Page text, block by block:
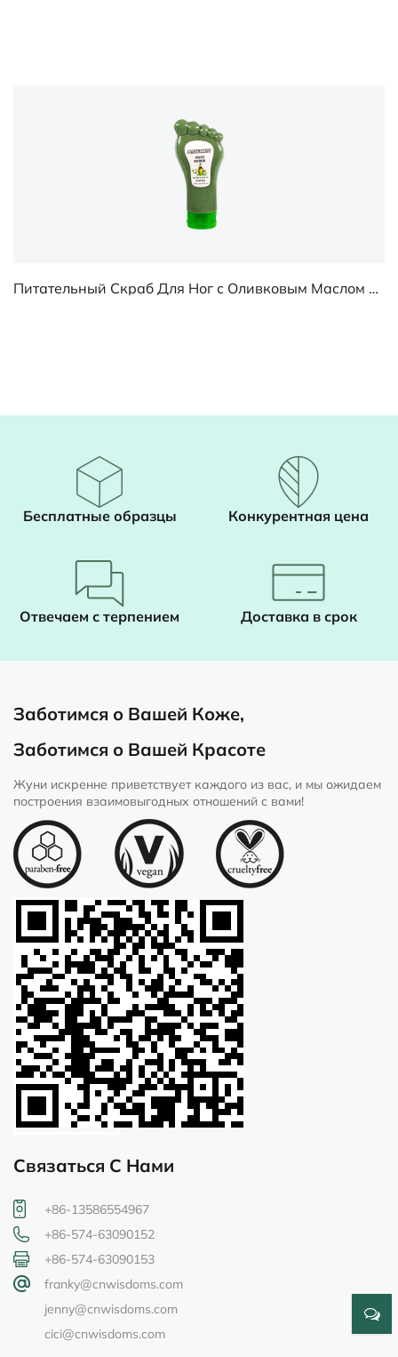
Питательный Скраб Для Ног с Оливковым Маслом Чайного Дерева
Бесплатные образцы Конкурентная цена
Отвечаем с терпением Доставка в срок
Заботимся о Вашей Коже,
Заботимся о Вашей Красоте
Жуни искренне приветствует каждого из вас, и мы ожидаем
построения взаимовыгодных отношений с вами!
Связаться С Нами
+86-13586554967
+86-574-63090152
+86-574-63090153
franky@cnwisdoms.com
jenny@cnwisdoms.com
cici@cnwisdoms.com